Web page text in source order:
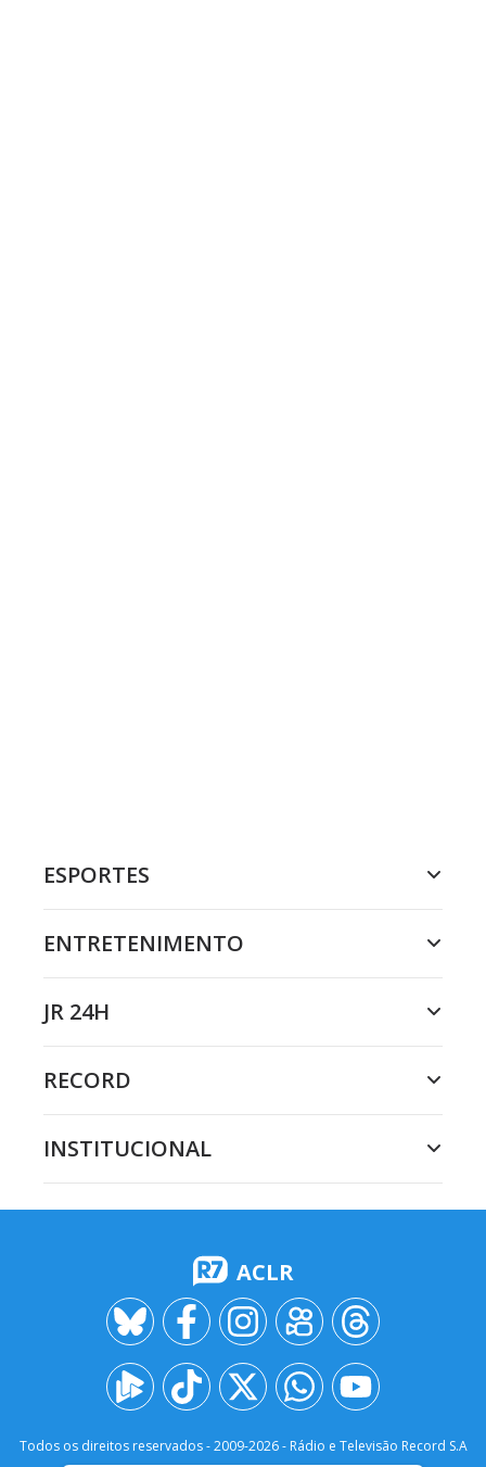
ESPORTES
ENTRETENIMENTO
JR 24H
RECORD
INSTITUCIONAL
ACLR
Todos os direitos reservados - 2009-2026- Rádio e Televisão Record S.A